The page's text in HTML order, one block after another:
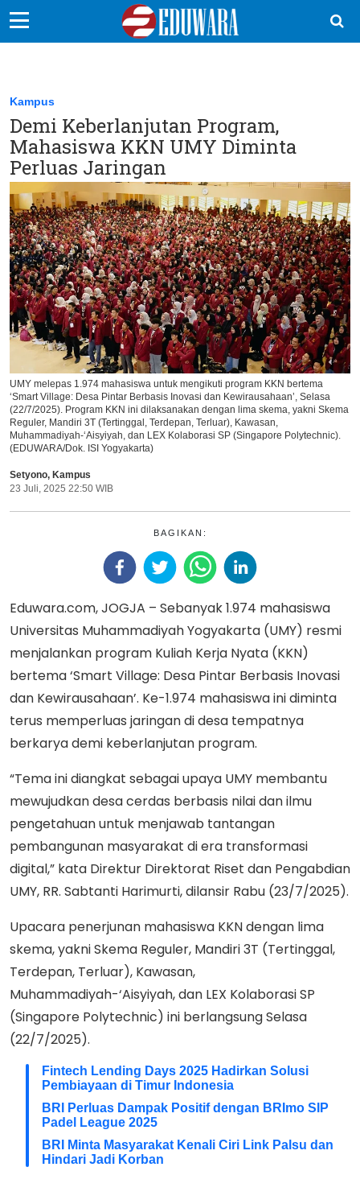
Sekolah Kita
Vokasi
Kampus
Idea
Sains
EduDana
Ikuti Kami di:
Kampus
Demi Keberlanjutan Program,
Mahasiswa KKN UMY Diminta
Perluas Jaringan
UMY melepas 1.974 mahasiswa untuk mengikuti program KKN bertema
‘Smart Village: Desa Pintar Berbasis Inovasi dan Kewirausahaan’, Selasa
(22/7/2025). Program KKN ini dilaksanakan dengan lima skema, yakni Skema
Reguler, Mandiri 3T (Tertinggal, Terdepan, Terluar), Kawasan,
Muhammadiyah-‘Aisyiyah, dan LEX Kolaborasi SP (Singapore Polytechnic).
(EDUWARA/Dok. ISI Yogyakarta)
Setyono, Kampus
23 Juli, 2025 22:50 WIB
BAGIKAN:
Eduwara.com, JOGJA – Sebanyak 1.974 mahasiswa
Universitas Muhammadiyah Yogyakarta (UMY) resmi
menjalankan program Kuliah Kerja Nyata (KKN)
bertema ‘Smart Village: Desa Pintar Berbasis Inovasi
dan Kewirausahaan’. Ke-1.974 mahasiswa ini diminta
terus memperluas jaringan di desa tempatnya
berkarya demi keberlanjutan program.
“Tema ini diangkat sebagai upaya UMY membantu
mewujudkan desa cerdas berbasis nilai dan ilmu
pengetahuan untuk menjawab tantangan
pembangunan masyarakat di era transformasi
digital,” kata Direktur Direktorat Riset dan Pengabdian
UMY, RR. Sabtanti Harimurti, dilansir Rabu (23/7/2025).
Upacara penerjunan mahasiswa KKN dengan lima
skema, yakni Skema Reguler, Mandiri 3T (Tertinggal,
Terdepan, Terluar), Kawasan,
Muhammadiyah-‘Aisyiyah, dan LEX Kolaborasi SP
(Singapore Polytechnic) ini berlangsung Selasa
(22/7/2025).
Fintech Lending Days 2025 Hadirkan Solusi
Pembiayaan di Timur Indonesia
BRI Perluas Dampak Positif dengan BRImo SIP
Padel League 2025
BRI Minta Masyarakat Kenali Ciri Link Palsu dan
Hindari Jadi Korban